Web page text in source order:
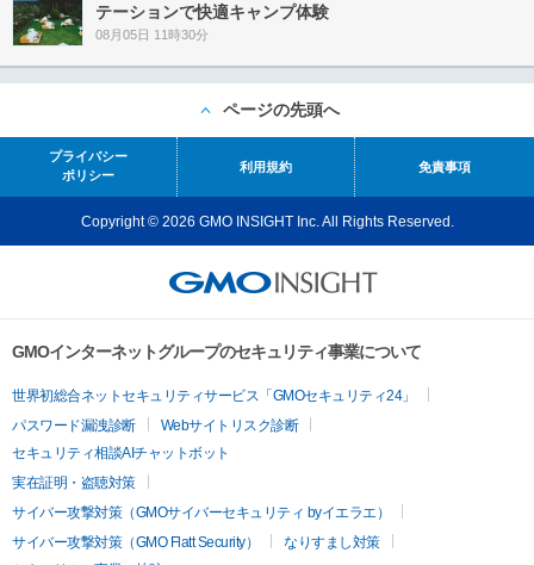
テーションで快適キャンプ体験
08月05日 11時30分
ページの先頭へ
プライバシー
ポリシー
利用規約 免責事項
Copyright © 2026 GMO INSIGHT Inc. All Rights Reserved.
GMOインターネットグループのセキュリティ事業について
世界初総合ネットセキュリティサービス「GMOセキュリティ24」
パスワード漏洩診断
Webサイトリスク診断
セキュリティ相談AIチャットボット
実在証明・盗聴対策
サイバー攻撃対策（GMOサイバーセキュリティ byイエラエ）
サイバー攻撃対策（GMO Flatt Security）
なりすまし対策